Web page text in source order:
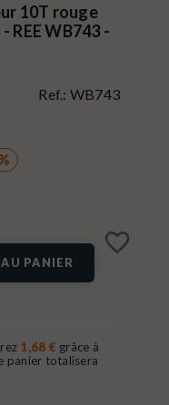
10T rouge
REE WB743 -
Ref.: WB743
PANIER
favorite_border
1,68 € grâce à
panier totalisera